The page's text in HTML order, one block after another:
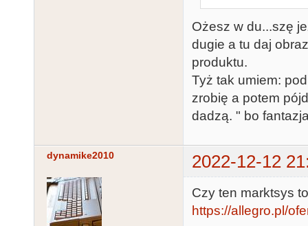
Ożesz w du...szę
dugie a tu daj
produktu.
Tyż tak umiem:
zrobię a potem
dadzą. " bo
dynamike2010 2022-12-12
Czy ten marktsys
https://allegro.pl/